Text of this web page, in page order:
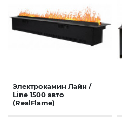
Электрокамин Лайн /
Line 1500 авто
(RealFlame)